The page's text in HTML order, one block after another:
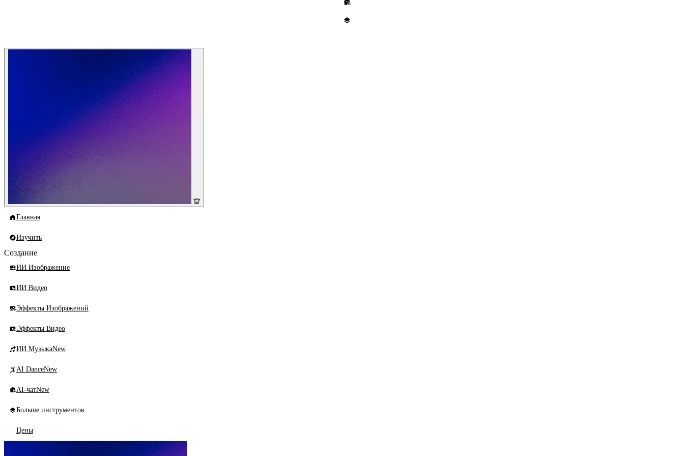
Главная
Изучить
Создание
ИИ Изображение
ИИ Видео
Эффекты Изображений
Эффекты Видео
ИИ МузыкаNew
AI DanceNew
AI-чатNew
Больше инструментов
Цены